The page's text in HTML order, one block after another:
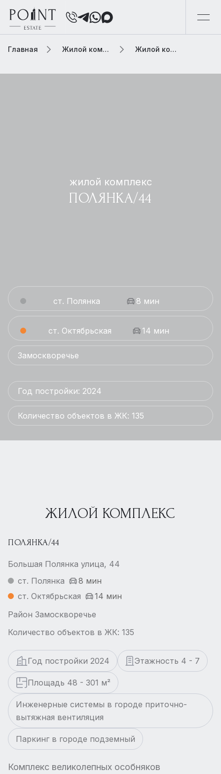
Главная Жилой комплекс Жилой комплекс полянка/44
жилой комплекс
ПОЛЯНКА/44
ст. Полянка 8 мин
ст. Октябрьская 14 мин
Замоскворечье
Год постройки: 2024
Количество объектов в ЖК: 135
ЖИЛОЙ КОМПЛЕКС
ПОЛЯНКА/44
Большая Полянка улица, 44
ст. Полянка
8 мин
ст. Октябрьская
14 мин
Район Замоскворечье
Количество объектов в ЖК: 135
Год постройки 2024 Этажность 4 - 7
Площадь 48 - 301 м²
Инженерные системы в городе приточно-
вытяжная вентиляция
Паркинг в городе подземный
Комплекс великолепных особняков